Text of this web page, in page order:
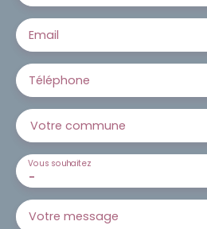
Email
Téléphone
Votre commune
-
Vous souhaitez
Votre message